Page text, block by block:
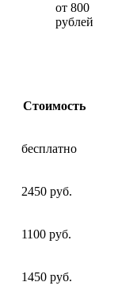
от 800
рублей
Стоимость
бесплатно
2450 руб.
1100 руб.
1450 руб.